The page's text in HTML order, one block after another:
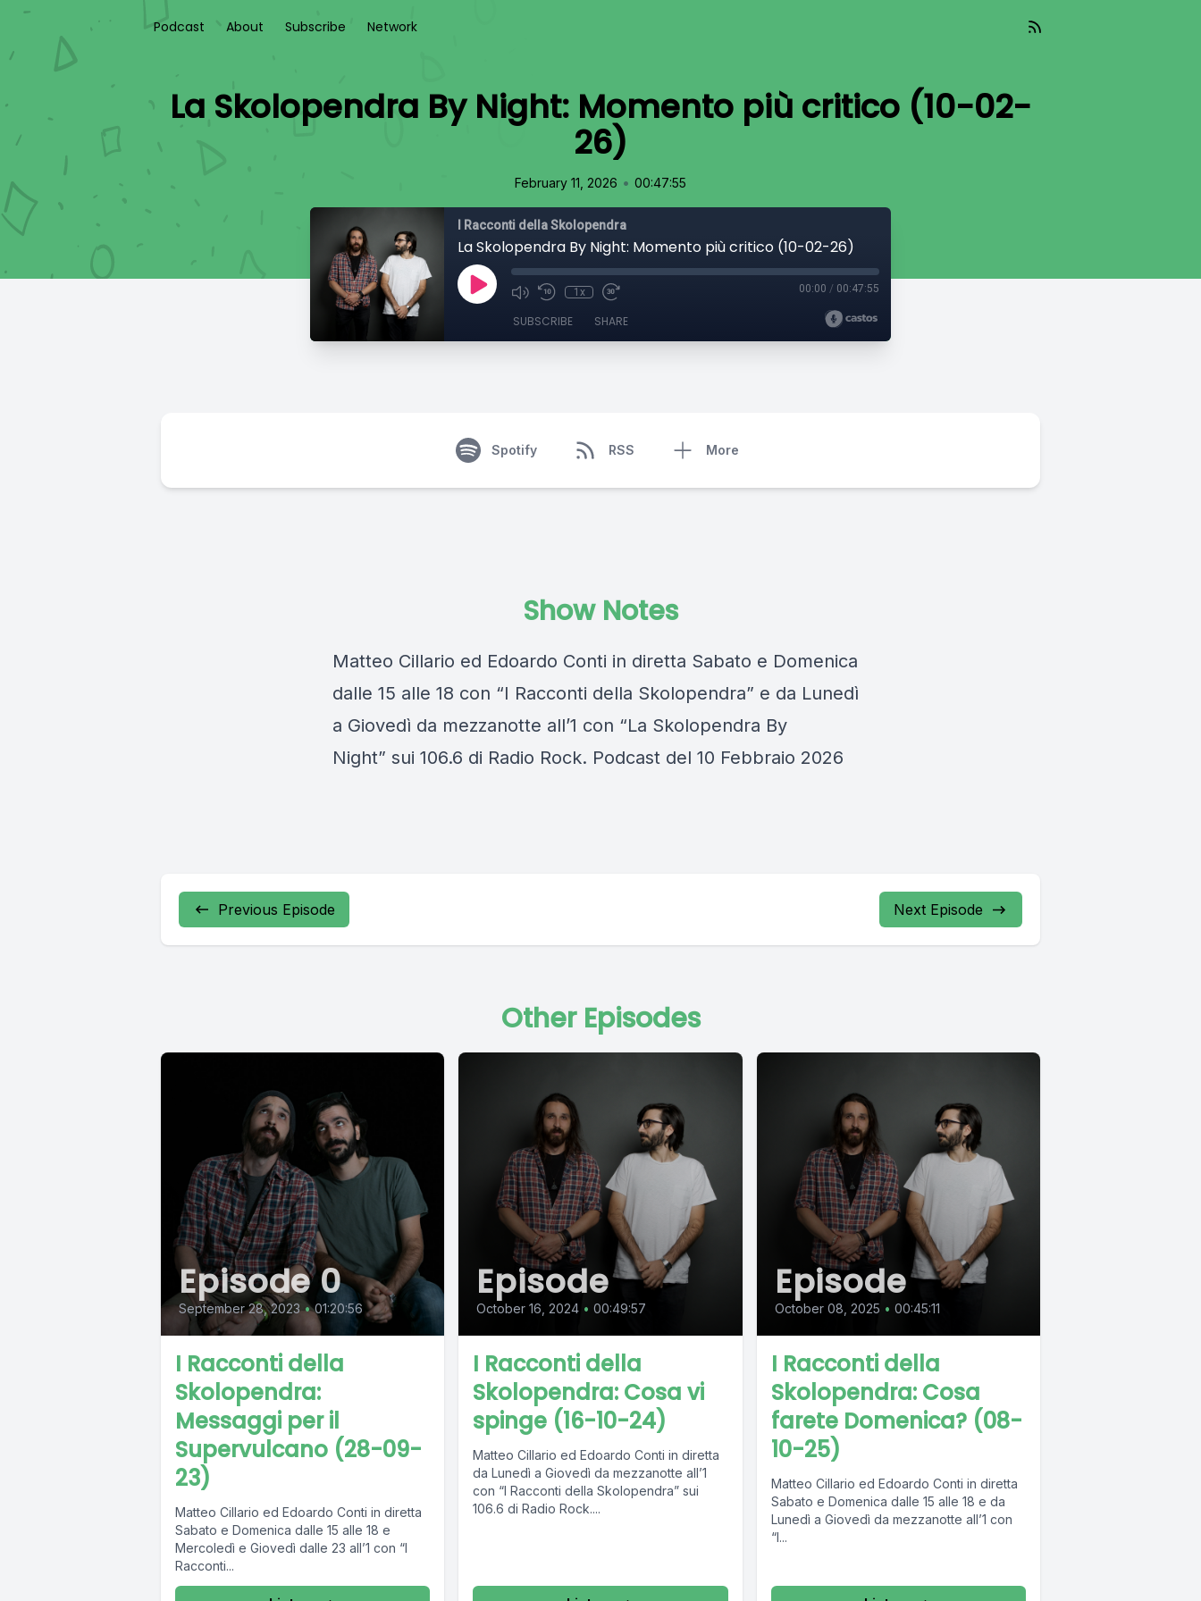
Podcast About Subscribe Network
La Skolopendra By Night: Momento più critico (10-02-
26)
February 11, 2026 • 00:47:55
I Racconti della Skolopendra
La Skolopendra By Night: Momento più critico (10-02-26)
1x 00:00 / 00:47:55
SUBSCRIBE SHARE
Spotify RSS More
Show Notes
Matteo Cillario ed Edoardo Conti in diretta Sabato e Domenica
dalle 15 alle 18 con “I Racconti della Skolopendra” e da Lunedì
a Giovedì da mezzanotte all’1 con “La Skolopendra By
Night” sui 106.6 di Radio Rock. Podcast del 10 Febbraio 2026
Previous Episode Next Episode
Other Episodes
Episode 0
September 28, 2023 • 01:20:56
I Racconti della
Skolopendra:
Messaggi per il
Supervulcano (28-09-
23)
Matteo Cillario ed Edoardo Conti in diretta
Sabato e Domenica dalle 15 alle 18 e
Mercoledì e Giovedì dalle 23 all’1 con “I
Racconti...
Episode
October 16, 2024 • 00:49:57
I Racconti della
Skolopendra: Cosa vi
spinge (16-10-24)
Matteo Cillario ed Edoardo Conti in diretta
da Lunedì a Giovedì da mezzanotte all’1
con “I Racconti della Skolopendra” sui
106.6 di Radio Rock....
Episode
October 08, 2025 • 00:45:11
I Racconti della
Skolopendra: Cosa
farete Domenica? (08-
10-25)
Matteo Cillario ed Edoardo Conti in diretta
Sabato e Domenica dalle 15 alle 18 e da
Lunedì a Giovedì da mezzanotte all’1 con
“I...